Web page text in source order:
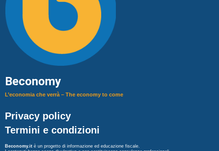
Beconomy
L’economia che verrà – The economy to come
Privacy policy
Termini e condizioni
Beconomy.it è un progetto di informazione ed educazione fiscale.